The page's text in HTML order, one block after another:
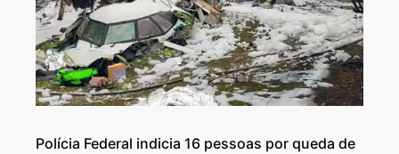
Polícia Federal indicia 16 pessoas por queda de